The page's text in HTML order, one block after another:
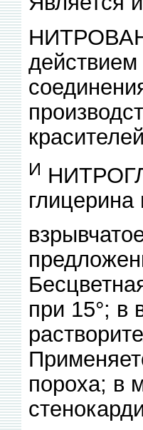
действием
красителей
И
при 15°; в
пороха; в